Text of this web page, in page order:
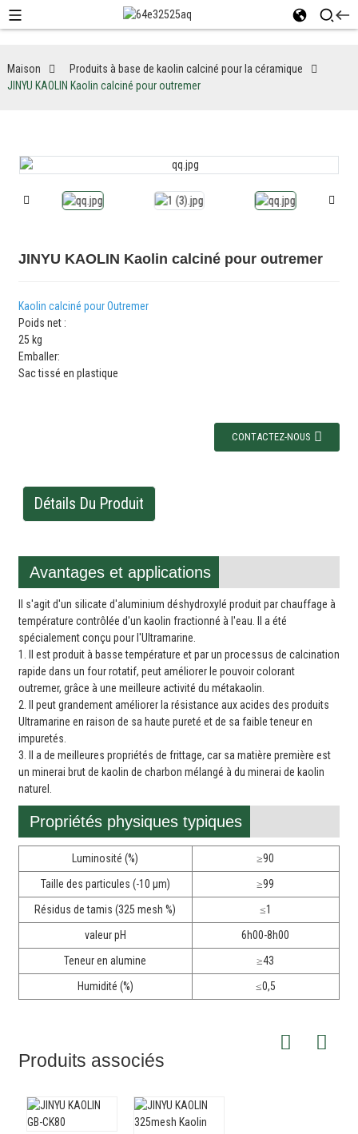
Maison
Produits à base de kaolin calciné pour la céramique
JINYU KAOLIN Kaolin calciné pour outremer
JINYU KAOLIN Kaolin calciné pour outremer
Kaolin calciné pour Outremer
Poids net :
25 kg
Emballer:
Sac tissé en plastique
CONTACTEZ-NOUS
Détails Du Produit
Avantages et applications
Il s'agit d'un silicate d'aluminium déshydroxylé produit par chauffage à
température contrôlée d'un kaolin fractionné à l'eau. Il a été
spécialement conçu pour l'Ultramarine.
1. Il est produit à basse température et par un processus de calcination
rapide dans un four rotatif, peut améliorer le pouvoir colorant
outremer, grâce à une meilleure activité du métakaolin.
2. Il peut grandement améliorer la résistance aux acides des produits
Ultramarine en raison de sa haute pureté et de sa faible teneur en
impuretés.
3. Il a de meilleures propriétés de frittage, car sa matière première est
un minerai brut de kaolin de charbon mélangé à du minerai de kaolin
naturel.
Propriétés physiques typiques
Luminosité (%)
≥90
Taille des particules (-10 μm)
≥99
Résidus de tamis (325 mesh %)
≤1
valeur pH
6h00-8h00
Teneur en alumine
≥43
Humidité (%)
≤0,5
Produits associés